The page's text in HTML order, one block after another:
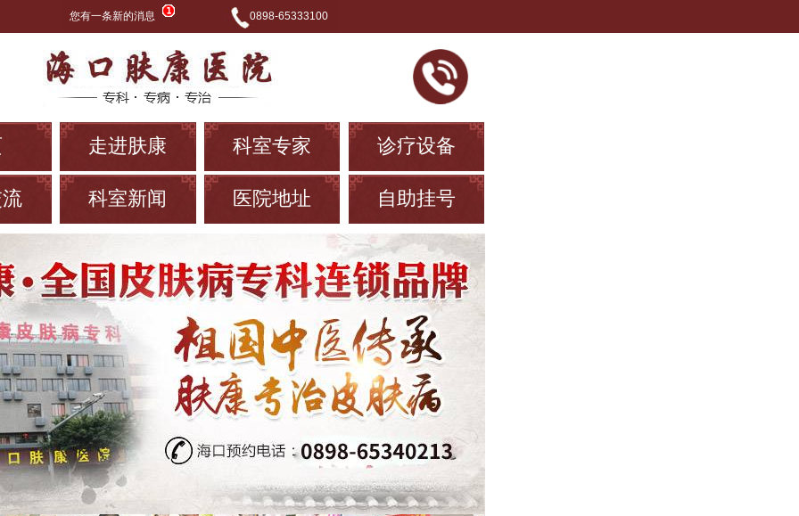
您有一条新的消息 0898-65333100
走进肤康 科室专家 诊疗设备
科室新闻 医院地址 自助挂号